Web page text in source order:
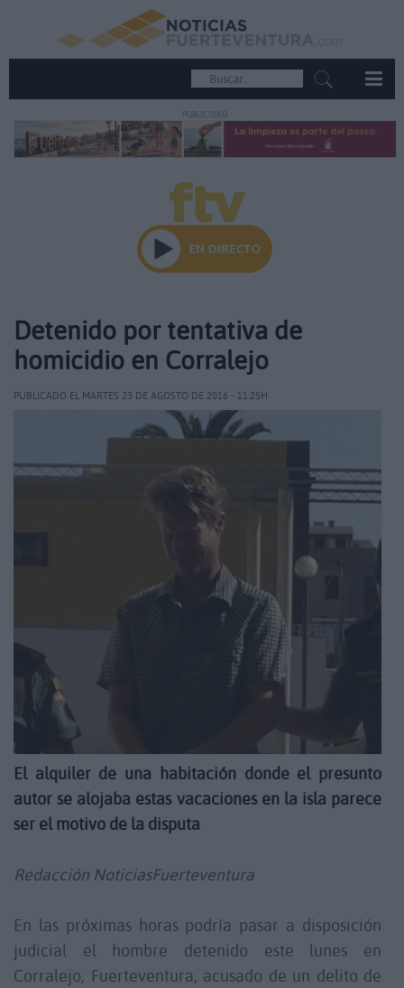
PUBLICIDAD
Detenido por tentativa de
homicidio en Corralejo
PUBLICADO EL MARTES 23 DE AGOSTO DE 2016 - 11:25H
El alquiler de una habitación donde el presunto
autor se alojaba estas vacaciones en la isla parece
ser el motivo de la disputa
Redacción NoticiasFuerteventura
En las próximas horas podría pasar a disposición
judicial el hombre detenido este lunes en
Corralejo, Fuerteventura, acusado de un delito de